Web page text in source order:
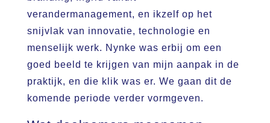
verandermanagement, en ikzelf op het
snijvlak van innovatie, technologie en
menselijk werk. Nynke was erbij om een
goed beeld te krijgen van mijn aanpak in de
praktijk, en die klik was er. We gaan dit de
komende periode verder vormgeven.